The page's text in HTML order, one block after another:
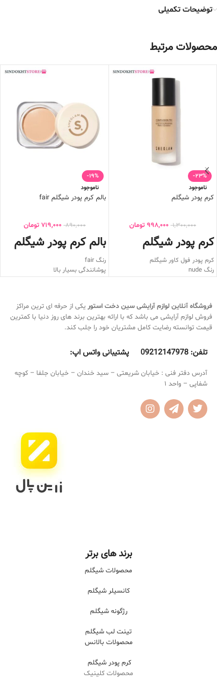
توضیحات تکمیلی
محصولات مرتبط
-23%
ناموجود
کرم پودر شیگلم
1,300,000
998,000 تومان
کرم پودر شیگلم
کرم پودر فول کاور شیگلم
رنگ nude
فاقد چربی
روی پوست نمی ماسد
ضد آب و ضد تعریق
فینیشینگ مات
به هیچ عنوان باعث ایجاد جوش نمی
شود
-19%
ناموجود
بالم کرم پودر شیگلم fair
890,000
719,000 تومان
بالم کرم پودر شیگلم
رنگ fair
پوشانندگی بسیار بالا
دارای هیالورونیک اسید
ضد جوش
بالم کرم پودر شیگلممناسب انواع
پوست
به هیچ عنوان روی پوست نمی ماسد و
برق نمی افتد
فروشگاه آنلاین لوازم آرایشی سین دخت استور یکی از حرفه ای ترین مراکز
فروش لوازم آرایشی می باشد که با ارائه بهترین برند های روز دنیا با کمترین
قیمت توانسته رضایت کامل مشتریان خود را جلب کند.
تلفن: 09212147978 پشتیبانی واتس اپ:
آدرس دفتر فنی : خیابان شریعتی – سید خندان – خیابان جلفا – کوچه
شفاپی – واحد 1
برند های برتر
محصولات شیگلم
کانسیلر شیگلم
رژگونه شیگلم
تینت لب شیگلم
محصولات بالانس
کرم پودر شیگلم
محصولات کلینیک